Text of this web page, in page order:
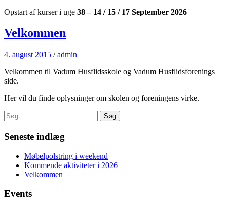
Opstart af kurser i uge 38 – 14 / 15 / 17 September 2026
Velkommen
4. august 2015 /admin
Velkommen til Vadum Husflidsskole og Vadum Husflidsforenings
side.
Her vil du finde oplysninger om skolen og foreningens virke.
Søg
efter:
Seneste indlæg
Møbelpolstring i weekend
Kommende aktiviteter i 2026
Velkommen
Events